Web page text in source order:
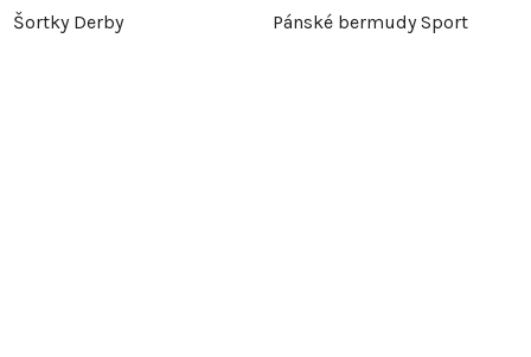
Šortky Derby Pánské bermudy Sport